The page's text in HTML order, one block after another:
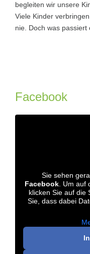
begleiten wir unsere
Viele Kinder
nie. Doch was passiert
Facebook
Sie sehen
Facebook. Um auf
klicken Sie auf die
Sie, dass dabei